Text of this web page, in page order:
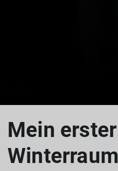
Mein erster
Winterraum